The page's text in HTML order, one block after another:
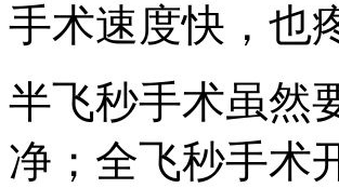
手术速度快，也
半飞秒手术虽然
净；全飞秒手术